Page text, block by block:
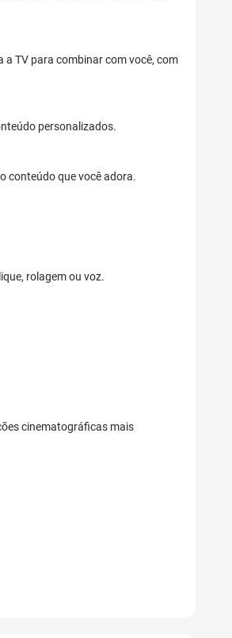
a TV para combinar com você, com
personalizados.
conteúdo que você adora.
rolagem ou voz.
cinematográficas mais